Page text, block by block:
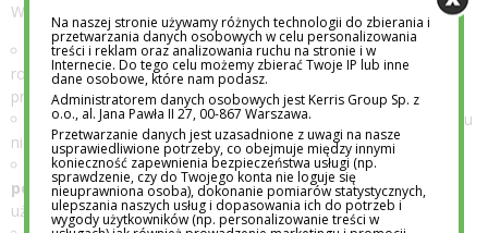
W praktyce przed założeniem konta sprawdzam cztery rzeczy.
Czy dziecko potrafi odmówić?Powinno umieć zakończyć
rozmowę, zablokować użytkownika i nie odpowiadać na
prowokację.
Czy rozumie trwałość publikacji?Usunięcie zdjęcia z profilu
nie usuwa wykonanych wcześniej zrzutów ekranu.
Czy potrafi odróżnić znajomego od konta
podszywającego się pod znajomego?Sama nazwa
użytkownika i zdjęcie profilowe niczego nie potwierdzają.
Na naszej stronie używamy różnych technologii do zbierania i
przetwarzania danych osobowych w celu personalizowania
treści i reklam oraz analizowania ruchu na stronie i w
Internecie. Do tego celu możemy zbierać Twoje IP lub inne
dane osobowe, które nam podasz.
Administratorem danych osobowych jest Kerris Group Sp. z
o.o., al. Jana Pawła II 27, 00-867 Warszawa.
Przetwarzanie danych jest uzasadnione z uwagi na nasze
usprawiedliwione potrzeby, co obejmuje między innymi
konieczność zapewnienia bezpieczeństwa usługi (np.
sprawdzenie, czy do Twojego konta nie loguje się
nieuprawniona osoba), dokonanie pomiarów statystycznych,
ulepszania naszych usług i dopasowania ich do potrzeb i
wygody użytkowników (np. personalizowanie treści w